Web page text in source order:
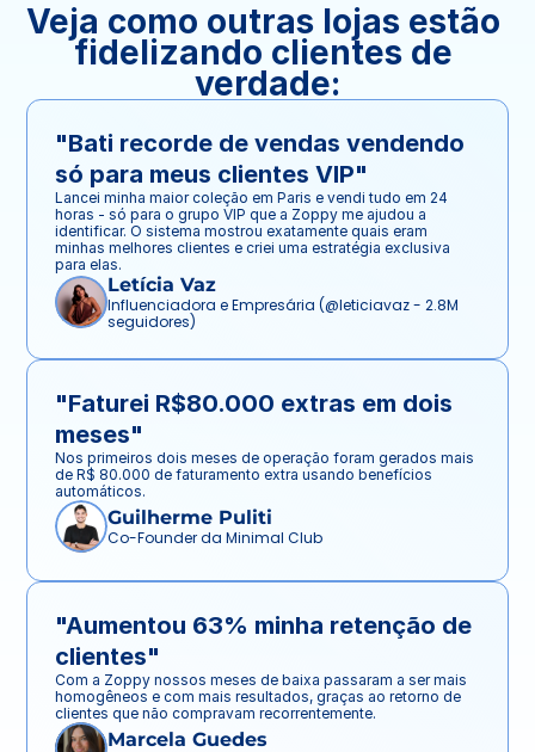
Veja como outras lojas estão
fidelizando clientes de
verdade:
"Bati recorde de vendas vendendo
só para meus clientes VIP"
Lancei minha maior coleção em Paris e vendi tudo em 24
horas - só para o grupo VIP que a Zoppy me ajudou a
identificar. O sistema mostrou exatamente quais eram
minhas melhores clientes e criei uma estratégia exclusiva
para elas.
Letícia Vaz
Influenciadora e Empresária (@leticiavaz - 2.8M
seguidores)
"Faturei R$80.000 extras em dois
meses"
Nos primeiros dois meses de operação foram gerados mais
de R$ 80.000 de faturamento extra usando benefícios
automáticos.
Guilherme Puliti
Co-Founder da Minimal Club
"Aumentou 63% minha retenção de
clientes"
Com a Zoppy nossos meses de baixa passaram a ser mais
homogêneos e com mais resultados, graças ao retorno de
clientes que não compravam recorrentemente.
Marcela Guedes